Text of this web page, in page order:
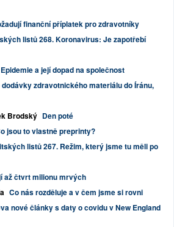
finanční příplatek pro zdravotníky
listů 268. Koronavirus: Je zapotřebí
Epidemie a její dopad na společnost
zdravotnického materiálu do Íránu,
Brodský Den poté
jsou to vlastně preprinty?
listů 267. Režim, který jsme tu měli po
až čtvrt milionu mrvých
Co nás rozděluje a v čem jsme si rovni
nové články s daty o covidu v New England